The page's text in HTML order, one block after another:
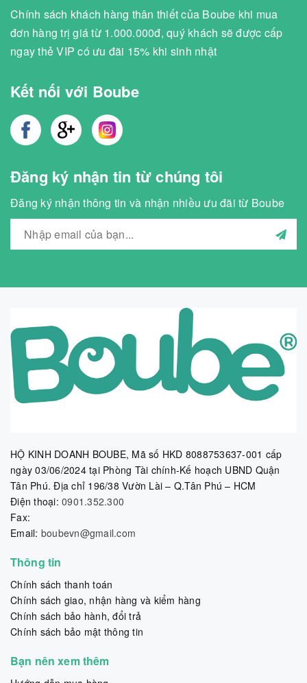
Chính sách khách hàng thân thiết của Boube khi mua
đơn hàng trị giá từ 1.000.000đ, quý khách sẽ được cấp
ngay thẻ VIP có ưu đãi 15% khi sinh nhật
Kết nối với Boube
Đăng ký nhận tin từ chúng tôi
Đăng ký nhận thông tin và nhận nhiều ưu đãi từ Boube
HỘ KINH DOANH BOUBE, Mã số HKD 8088753637-001 cấp
ngày 03/06/2024 tại Phòng Tài chính-Kế hoạch UBND Quận
Tân Phú. Địa chỉ 196/38 Vườn Lài – Q.Tân Phú – HCM
Điện thoại: 0901.352.300
Fax:
Email: boubevn@gmail.com
Thông tin
Chính sách thanh toán
Chính sách giao, nhận hàng và kiểm hàng
Chính sách bảo hành, đổi trả
Chính sách bảo mật thông tin
Bạn nên xem thêm